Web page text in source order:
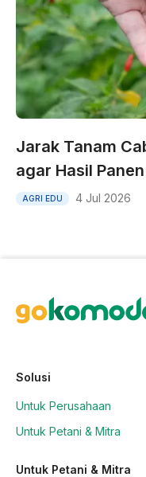
Jarak Tanam
agar Hasil
AGRI EDU 4 Jul 2026
Solusi
Untuk Perusahaan
Untuk Petani & Mitra
Untuk Petani & Mitra